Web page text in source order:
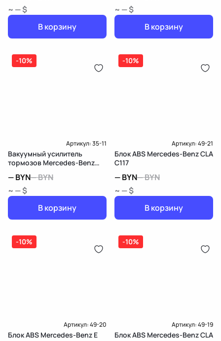
~ — $
В корзину
~ — $
В корзину
-10%
Артикул:35-11
Вакуумный усилитель
тормозов Mercedes-Benz
—BYN—BYN
~ — $
В корзину
-10%
Артикул:49-21
Блок ABS Mercedes-Benz CLA
C117
—BYN—BYN
~ — $
В корзину
-10%
Артикул:49-20
Блок ABS Mercedes-Benz E
-10%
Артикул:49-19
Блок ABS Mercedes-Benz CLA